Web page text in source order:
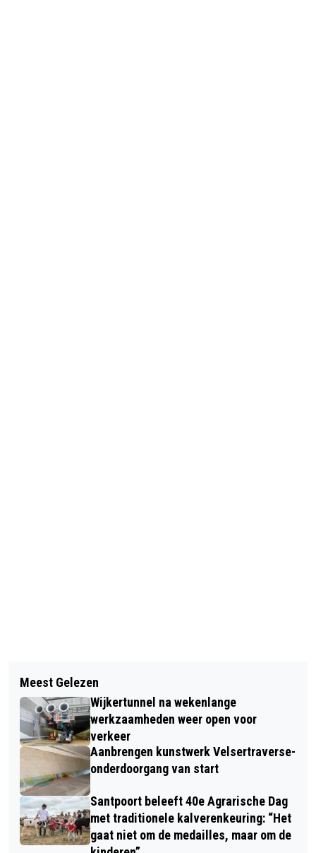
HISTORISCHE RONDLEIDING DOOR
FORT K’IJK
HET WORDT WEER TIJD VOOR DE
GRIEPPRIK: 11 NOVEMBER
NATIONALE GRIEPPRIKDAG
Meest Gelezen
Wijkertunnel na wekenlange
werkzaamheden weer open voor
verkeer
Aanbrengen kunstwerk Velsertraverse-
onderdoorgang van start
Santpoort beleeft 40e Agrarische Dag
met traditionele kalverenkeuring: “Het
gaat niet om de medailles, maar om de